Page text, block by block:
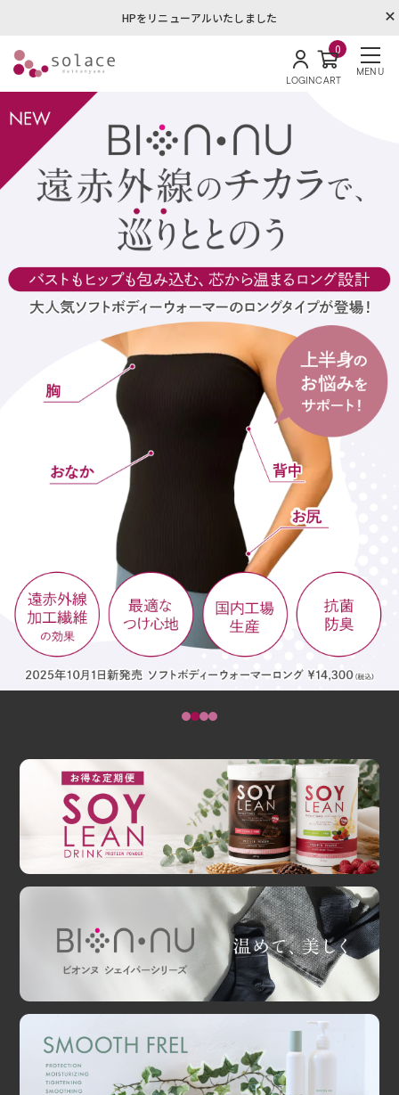
HPをリニューアルいたしました
LOGIN
0
CART
MENU
ソラーチェ代官山オンラインショ